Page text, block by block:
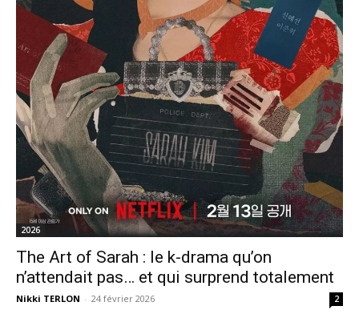
2026
The Art of Sarah : le k-drama qu’on
n’attendait pas… et qui surprend totalement
Nikki TERLON - 24 février 2026 2